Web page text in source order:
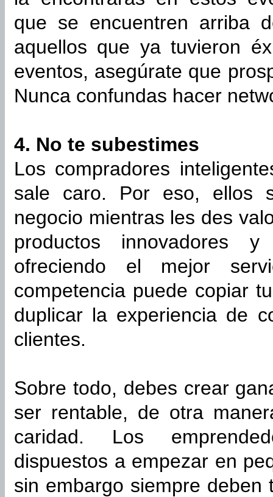
que se encuentren arriba
aquellos que ya tuvieron
eventos, asegúrate que
Nunca confundas hacer
4. No te subestimes
Los compradores
sale caro. Por eso, ellos
negocio mientras les des
productos innovadores
ofreciendo el mejor
competencia puede copiar
duplicar la experiencia de
clientes.
Sobre todo, debes crear
ser rentable, de otra
caridad. Los
dispuestos a empezar en
sin embargo siempre